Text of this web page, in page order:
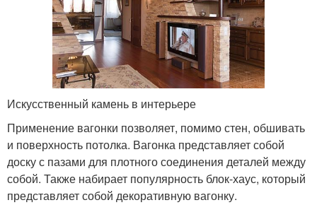
Искусственный камень в интерьере
Применение вагонки позволяет, помимо стен, обшивать
и поверхность потолка. Вагонка представляет собой
доску с пазами для плотного соединения деталей между
собой. Также набирает популярность блок-хаус, который
представляет собой декоративную вагонку.